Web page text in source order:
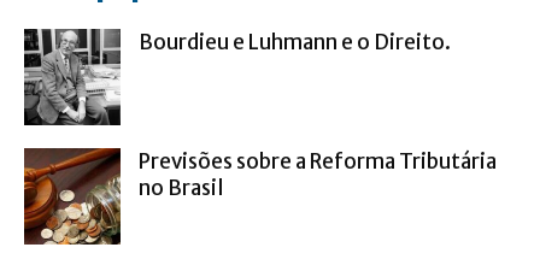
Bourdieu e Luhmann e o Direito.
Previsões sobre a Reforma Tributária
no Brasil